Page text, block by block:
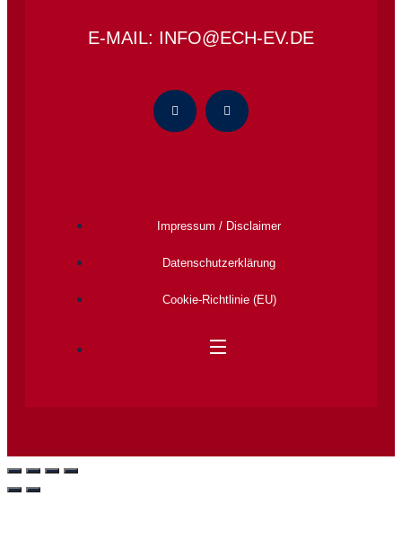
E-MAIL: INFO@ECH-EV.DE
Impressum / Disclaimer
Datenschutz­erklärung
Cookie-Richtlinie (EU)